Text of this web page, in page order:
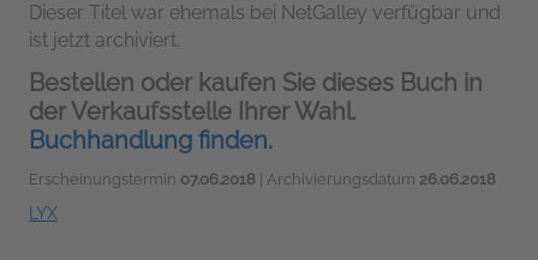
Dieser Titel war ehemals bei NetGalley verfügbar und
ist jetzt archiviert.
Bestellen oder kaufen Sie dieses Buch in
der Verkaufsstelle Ihrer Wahl.
Buchhandlung finden.
Erscheinungstermin 07.06.2018 | Archivierungsdatum 26.06.2018
LYX